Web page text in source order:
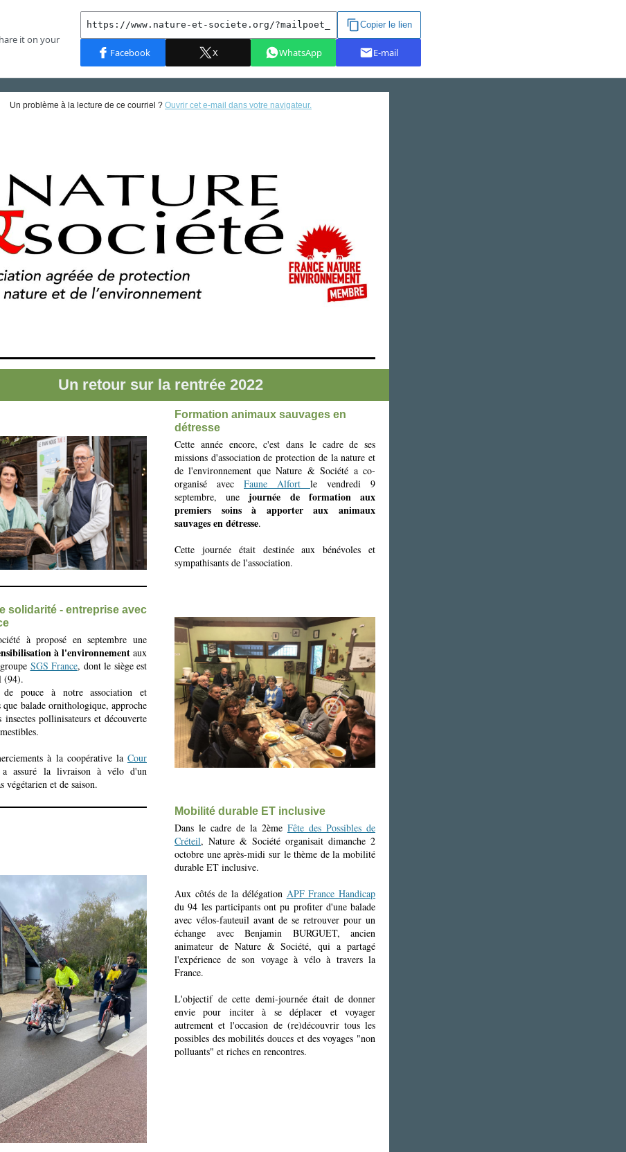
Un problème à la lecture de ce courriel ? Ouvrir cet e-mail dans votre navigateur.
Un retour sur la rentrée 2022
Formation animaux sauvages en
détresse
Cette année encore, c'est dans le cadre de ses
missions d'association de protection de la nature et
de l'environnement queNature & Société a co-
organisé avec Faune Alfort le vendredi 9
septembre,
une journée de formation aux
premiers soins à apporter aux animaux
sauvages en détresse.
Cette journée était destinée aux bénévoles et
sympathisants de l'association.
solidarité - entreprise avec
à proposé en septembre une
à l'environnement aux
groupe SGS France, dont le siège est
(94).
de pouce à notre association et
que balade ornithologique,approche
insectes pollinisateurs et découverte
à la coopérative la Cour
assuré la livraison à vélo d'un
végétarien et de saison.
Mobilité durable ET inclusive
Dans le cadre de la 2ème Fête des Possibles de
Créteil, Nature & Société organisait dimanche 2
octobre une après-midi sur le thème de la mobilité
durable ET inclusive.
Aux côtés de la délégation APF France Handicap
du 94 les participants ont pu profiter d'une balade
avec vélos-fauteuil avant de se retrouver pour un
échange avec Benjamin BURGUET, ancien
animateur de Nature & Société, qui a partagé
l'expérience de son voyage à vélo à travers la
France.
L'objectif de cette demi-journée était de donner
envie pour inciter à se déplacer et voyager
autrement et l'occasion de (re)découvrir tous les
possibles des mobilités douces et des voyages "non
polluants" et riches en rencontres.